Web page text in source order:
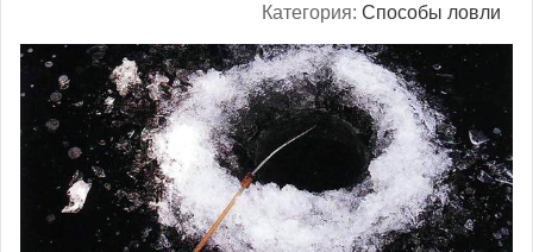
Категория: Способы ловли